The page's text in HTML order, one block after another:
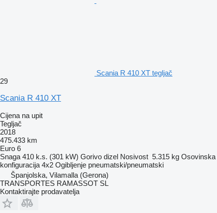
Scania R 410 XT tegljač
29
Scania R 410 XT
Cijena na upit
Tegljač
2018
475.433 km
Euro 6
Snaga 410 k.s. (301 kW) Gorivo dizel Nosivost 5.315 kg Osovinska
konfiguracija 4x2 Ogibljenje pneumatski/pneumatski
Španjolska, Vilamalla (Gerona)
TRANSPORTES RAMASSOT SL
Kontaktirajte prodavatelja